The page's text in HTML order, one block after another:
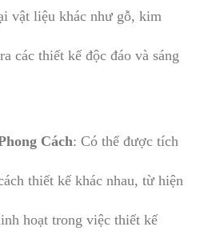
vật liệu khác như gỗ, kim
các thiết kế độc đáo và sáng
Cách: Có thể được tích
thiết kế khác nhau, từ hiện
hoạt trong việc thiết kế